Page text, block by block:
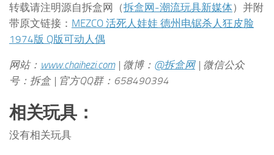
转载请注明源自拆盒网（拆盒网-潮流玩具新媒体）并附
带原文链接： MEZCO 活死人娃娃 德州电锯杀人狂皮脸
1974版 Q版可动人偶
网站： www.chaihezi.com| 微博： @拆盒网| 微信公众
号：拆盒 | 官方QQ群：658490394
相关玩具：
没有相关玩具